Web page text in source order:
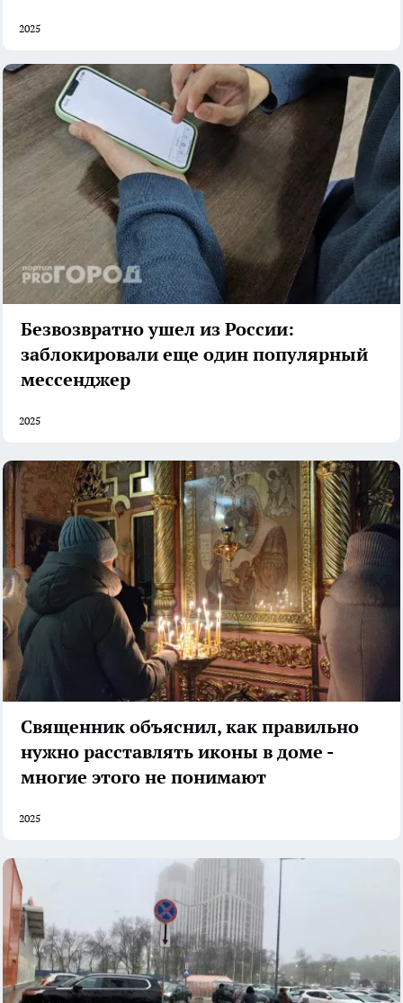
2025
Безвозвратно ушел из России:
заблокировали еще один популярный
мессенджер
2025
Священник объяснил, как правильно
нужно расставлять иконы в доме -
многие этого не понимают
2025